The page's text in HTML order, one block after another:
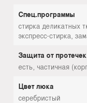
Спец.программы
стирка деликатных
экспресс-стирка,
Защита от
есть, частичная
Цвет люка
серебристый